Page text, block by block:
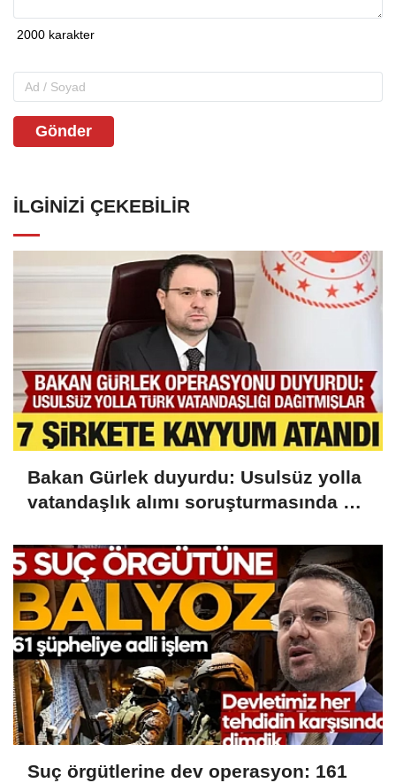
Gönder
İLGINIZI ÇEKEBILIR
Bakan Gürlek duyurdu: Usulsüz yolla
vatandaşlık alımı soruşturmasında 72
Suç örgütlerine dev operasyon: 161